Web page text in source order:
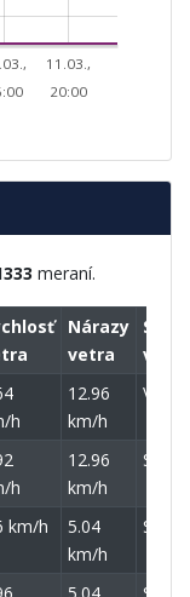
11.03.,
20:00
meraní.
Nárazy
vetra
Smer
vetra
h
12.96
km/h
VSV
h
12.96
km/h
SV
km/h
5.04
km/h
SV